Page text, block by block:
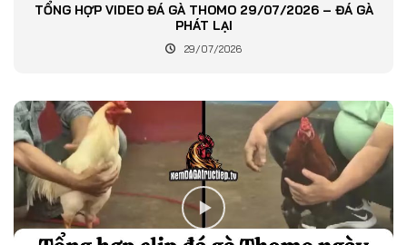
TỔNG HỢP VIDEO ĐÁ GÀ THOMO 29/07/2026 – ĐÁ GÀ
PHÁT LẠI
29/07/2026